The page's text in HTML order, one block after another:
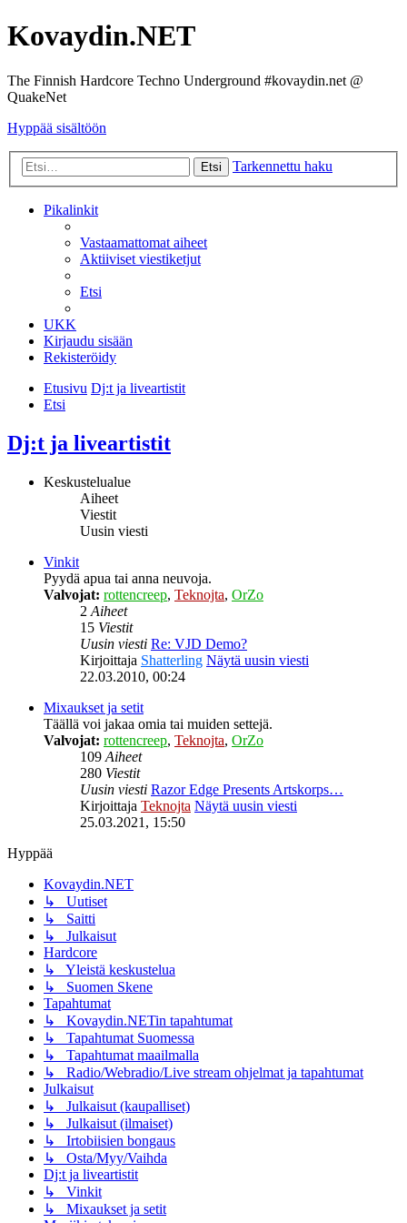
Kovaydin.NET
The Finnish Hardcore Techno Underground #kovaydin.net @
QuakeNet
Hyppää sisältöön
Etsi Tarkennettu haku
Pikalinkit
Vastaamattomat aiheet
Aktiiviset viestiketjut
Etsi
UKK
Kirjaudu sisään
Rekisteröidy
Etusivu Dj:t ja liveartistit
Etsi
Dj:t ja liveartistit
Keskustelualue
Aiheet
Viestit
Uusin viesti
Vinkit
Pyydä apua tai anna neuvoja.
Valvojat: rottencreep, Teknojta, OrZo
2 Aiheet
15 Viestit
Uusin viesti Re: VJD Demo?
Kirjoittaja Shatterling Näytä uusin viesti
22.03.2010, 00:24
Mixaukset ja setit
Täällä voi jakaa omia tai muiden settejä.
Valvojat: rottencreep, Teknojta, OrZo
109 Aiheet
280 Viestit
Uusin viesti Razor Edge Presents Artskorps…
Kirjoittaja Teknojta Näytä uusin viesti
25.03.2021, 15:50
Hyppää
Kovaydin.NET
↳ Uutiset
↳ Saitti
↳ Julkaisut
Hardcore
↳ Yleistä keskustelua
↳ Suomen Skene
Tapahtumat
↳ Kovaydin.NETin tapahtumat
↳ Tapahtumat Suomessa
↳ Tapahtumat maailmalla
↳ Radio/Webradio/Live stream ohjelmat ja tapahtumat
Julkaisut
↳ Julkaisut (kaupalliset)
↳ Julkaisut (ilmaiset)
↳ Irtobiisien bongaus
↳ Osta/Myy/Vaihda
Dj:t ja liveartistit
↳ Vinkit
↳ Mixaukset ja setit